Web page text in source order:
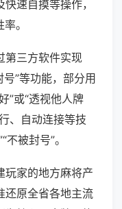
速自摸等操作，
。
第三方软件实现
号”等功能，部分用
”或“透视他人牌
、自动连接等技
被封号”。
玩家的地方麻将产
还原全省各地主流